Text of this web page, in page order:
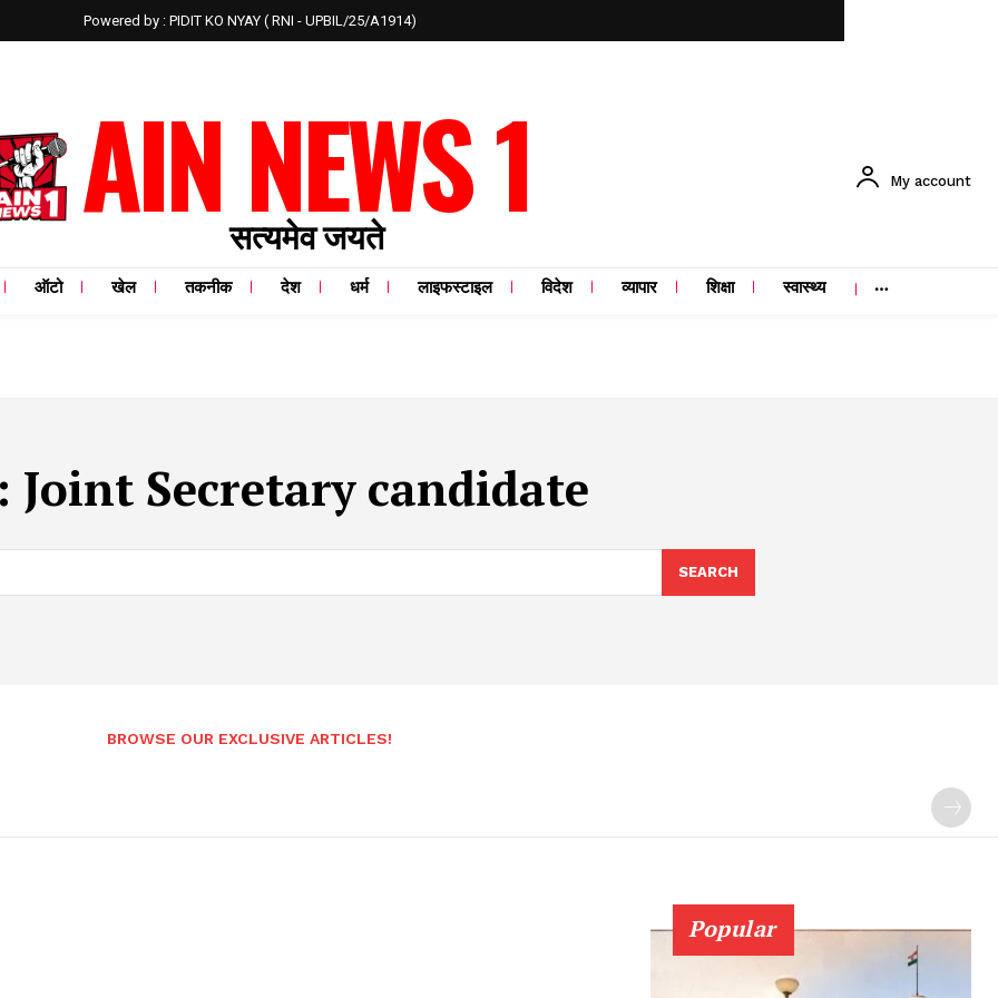
Powered by : PIDIT KO NYAY ( RNI - UPBIL/25/A1914)
AIN NEWS 1
सत्यमेव जयते
My account
ऑटो खेल तकनीक देश धर्म लाइफस्टाइल विदेश व्यापार शिक्षा स्वास्थ्य
Joint Secretary candidate
SEARCH
BROWSE OUR EXCLUSIVE ARTICLES!
Popular